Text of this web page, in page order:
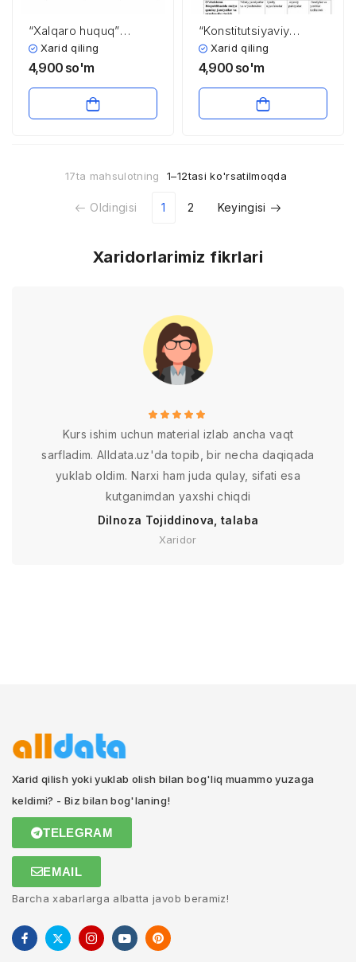
“Xalqaro huquq”
fanidan 4-kurslar
uchun testlar to’plami
Xarid qiling
4,900 so'm
“Konstitutsiyaviy
huquq” fanidan testlar
to’plami
Xarid qiling
4,900 so'm
17ta mahsulotning 1–12tasi ko'rsatilmoqda
Oldingisi 1 2 Keyingisi
Xaridorlarimiz fikrlari
Kurs ishim uchun material izlab ancha vaqt
sarfladim. Alldata.uz'da topib, bir necha daqiqada
yuklab oldim. Narxi ham juda qulay, sifati esa
kutganimdan yaxshi chiqdi
Dilnoza Tojiddinova, talaba
Xaridor
Xarid qilish yoki yuklab olish bilan bog'liq muammo yuzaga
keldimi? - Biz bilan bog'laning!
TELEGRAM
EMAIL
Barcha xabarlarga albatta javob beramiz!